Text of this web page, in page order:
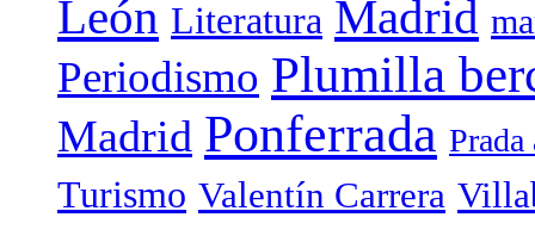
León Literatura Madrid
Periodismo Plumilla
Madrid Ponferrada Prada
Turismo Valentín Carrera